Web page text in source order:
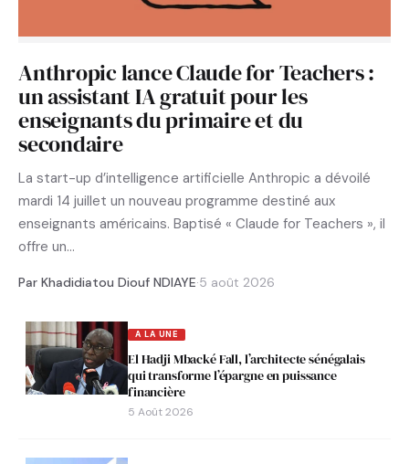
Anthropic lance Claude for Teachers :
un assistant IA gratuit pour les
enseignants du primaire et du
secondaire
La start-up d’intelligence artificielle Anthropic a dévoilé
mardi 14 juillet un nouveau programme destiné aux
enseignants américains. Baptisé « Claude for Teachers », il
offre un…
Par Khadidiatou Diouf NDIAYE·5 août 2026
A LA UNE
El Hadji Mbacké Fall, l’architecte sénégalais
qui transforme l’épargne en puissance
financière
5 Août 2026